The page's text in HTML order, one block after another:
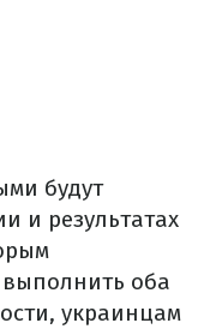
будут
и результатах
оба
украинцам